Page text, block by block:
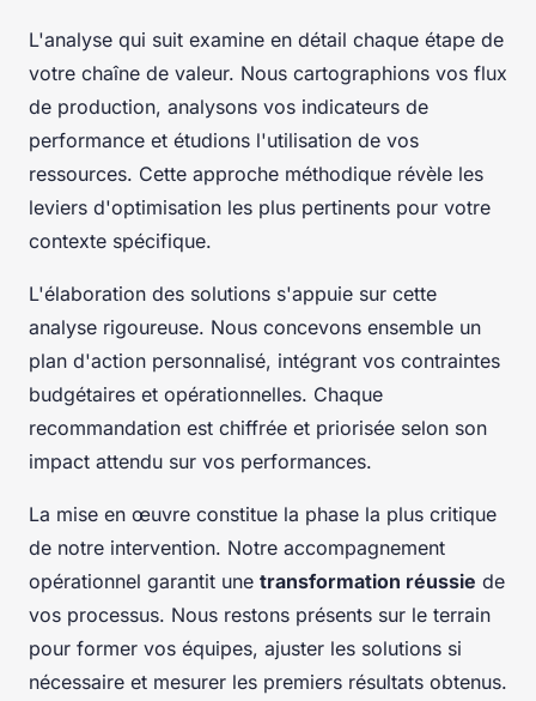
L'analyse qui suit examine en détail chaque étape de
votre chaîne de valeur. Nous cartographions vos flux
de production, analysons vos indicateurs de
performance et étudions l'utilisation de vos
ressources. Cette approche méthodique révèle les
leviers d'optimisation les plus pertinents pour votre
contexte spécifique.
L'élaboration des solutions s'appuie sur cette
analyse rigoureuse. Nous concevons ensemble un
plan d'action personnalisé, intégrant vos contraintes
budgétaires et opérationnelles. Chaque
recommandation est chiffrée et priorisée selon son
impact attendu sur vos performances.
La mise en œuvre constitue la phase la plus critique
de notre intervention. Notre accompagnement
opérationnel garantit une transformation réussie de
vos processus. Nous restons présents sur le terrain
pour former vos équipes, ajuster les solutions si
nécessaire et mesurer les premiers résultats obtenus.